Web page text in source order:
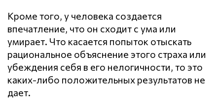
Кроме того, у человека создается
впечатление, что он сходит с ума или
умирает. Что касается попыток отыскать
рациональное объяснение этого страха или
убеждения себя в его нелогичности, то это
каких-либо положительных результатов не
дает.